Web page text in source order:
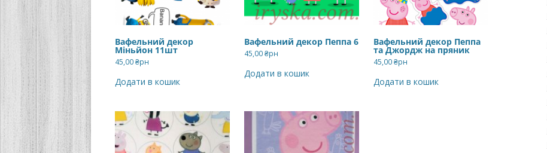
Вафельний декор
Міньйон 11шт
45,00₴рн
Додати в кошик
Вафельний декор Пеппа 6
45,00₴рн
Додати в кошик
Вафельний декор Пеппа
та Джордж на пряник
45,00₴рн
Додати в кошик